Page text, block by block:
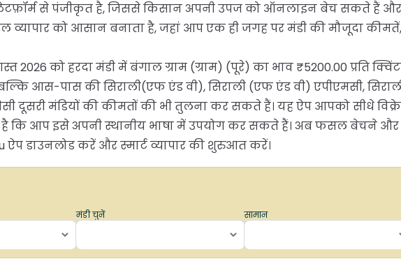
से पंजीकृत है, जिससे किसान अपनी उपज को ऑनलाइन बेच सकते हैं और
व्यापार को आसान बनाता है, जहां आप एक ही जगह पर मंडी की मौजूदा
2026 को हरदा मंडी में बंगाल ग्राम (ग्राम) (पूरे) का भाव ₹5200.00 प्रति
बल्कि आस-पास की सिराली(एफ एंड वी), सिराली (एफ एंड वी) एपीएमसी,
दूसरी मंडियों की कीमतों की भी तुलना कर सकते हैं। यह ऐप आपको सीधे
कि आप इसे अपनी स्थानीय भाषा में उपयोग कर सकते हैं। अब फसल बेचने
ऐप डाउनलोड करें और स्मार्ट व्यापार की शुरुआत करें।
मंडी चुनें सामान